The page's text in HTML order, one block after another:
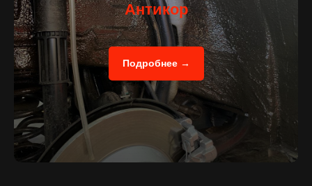
Антикор
Подробнее →